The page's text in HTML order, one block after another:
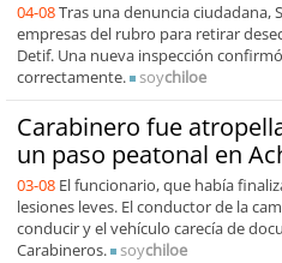
04-08Tras una denuncia ciudadana,
empresas del rubro para retirar
Detif. Una nueva inspección
correctamente.
soychiloe
Carabinero fue
un paso peatonal en
03-08 El funcionario, que había
lesiones leves. El conductor de la
conducir y el vehículo carecía de
Carabineros.
soychiloe